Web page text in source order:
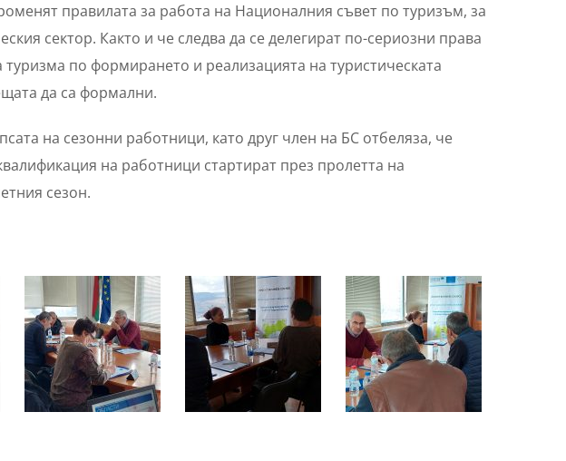
правилата за работа на Националния съвет по туризъм, за
сектор. Както и че следва да се делегират по-сериозни права
по формирането и реализацията на туристическата
да са формални.
на сезонни работници, като друг член на БС отбеляза, че
на работници стартират през пролетта на
сезон.